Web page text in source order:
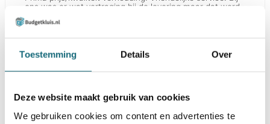
Toestemming Details Over
Deze website maakt gebruik van cookies
We gebruiken cookies om content en advertenties te